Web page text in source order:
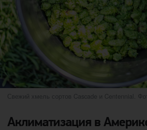
Свежий хмель сортов Cascade и Centennial.
Аклиматизация в